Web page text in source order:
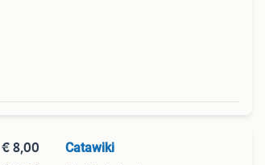
€ 8,00 Catawiki